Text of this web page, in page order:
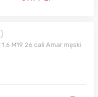
M19 26 cali Amar męski